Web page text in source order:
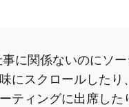
事に関係ないのにソ
にスクロールしたり
ティングに出席した